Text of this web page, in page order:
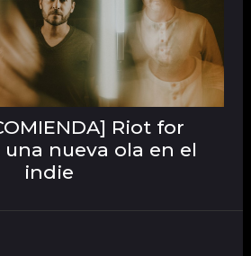
Riot for
una nueva ola en el
indie